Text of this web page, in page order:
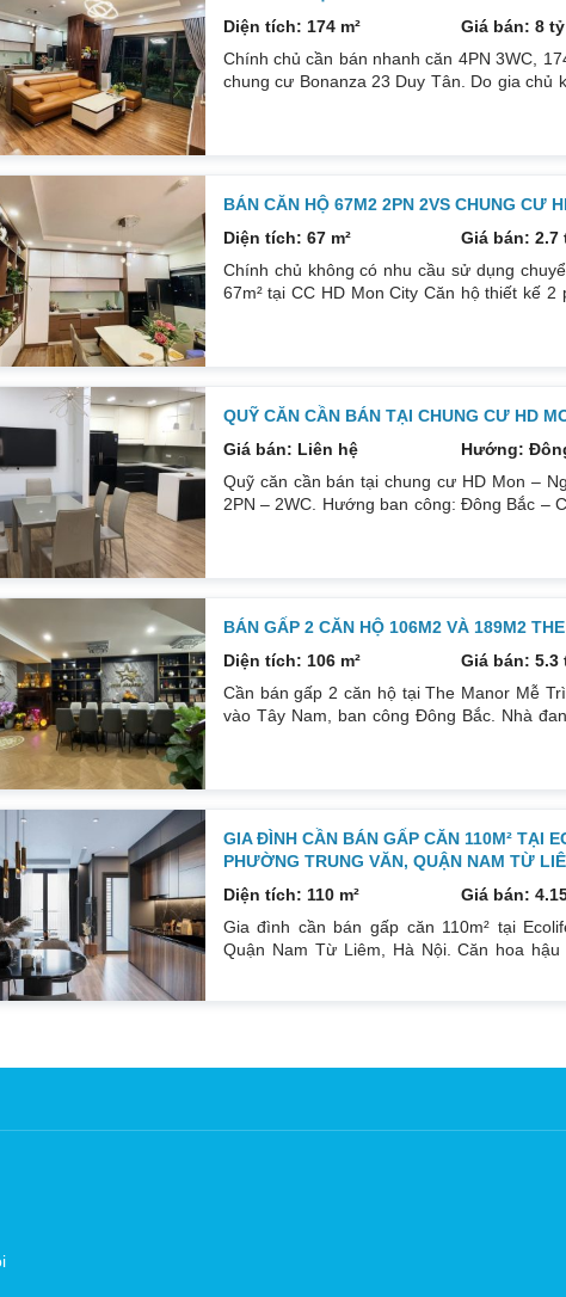
Diện tích: 174 m²
Giá bán: 8 tỷ
Chính chủ cần bán nhanh căn 4PN 3WC,
chung cư Bonanza 23 Duy Tân. Do gia chủ
BÁN CĂN HỘ 67M2 2PN 2VS CHUNG CƯ
Diện tích: 67 m²
Giá bán: 2.7
Chính chủ không có nhu cầu sử dụng
67m² tại CC HD Mon City Căn hộ thiết kế
QUỸ CĂN CẦN BÁN TẠI CHUNG CƯ HD
Giá bán: Liên hệ
Hướng:
Quỹ căn cần bán tại chung cư HD Mon –
2PN – 2WC. Hướng ban công: Đông Bắc –
BÁN GẤP 2 CĂN HỘ 106M2 VÀ 189M2
Diện tích: 106 m²
Giá bán: 5.3
Cần bán gấp 2 căn hộ tại The Manor Mễ
vào Tây Nam, ban công Đông Bắc. Nhà
GIA ĐÌNH CẦN BÁN GẤP CĂN 110M² TẠI
PHƯỜNG TRUNG VĂN, QUẬN NAM TỪ
Diện tích: 110 m²
Giá bán:
Gia đình cần bán gấp căn 110m² tại
Quận Nam Từ Liêm, Hà Nội. Căn hoa